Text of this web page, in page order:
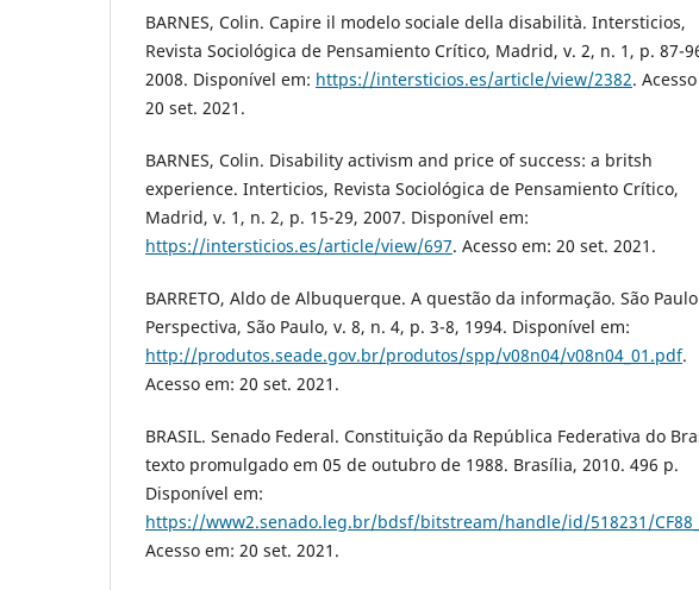
BARNES, Colin. Capire il modelo sociale della disabilità. Intersticios,
Revista Sociológica de Pensamiento Crítico, Madrid, v. 2, n. 1, p. 87-
2008. Disponível em: https://intersticios.es/article/view/2382.
20 set. 2021.
BARNES, Colin. Disability activism and price of success: a britsh
experience. Interticios, Revista Sociológica de Pensamiento Crítico,
Madrid, v. 1, n. 2, p. 15-29, 2007. Disponível em:
https://intersticios.es/article/view/697. Acesso em: 20 set. 2021.
BARRETO, Aldo de Albuquerque. A questão da informação. São
Perspectiva, São Paulo, v. 8, n. 4, p. 3-8, 1994. Disponível em:
http://produtos.seade.gov.br/produtos/spp/v08n04/v08n04_01.pdf.
Acesso em: 20 set. 2021.
BRASIL. Senado Federal. Constituição da República Federativa do
texto promulgado em 05 de outubro de 1988. Brasília, 2010. 496 p.
Disponível em:
https://www2.senado.leg.br/bdsf/bitstream/handle/id/518231/
Acesso em: 20 set. 2021.